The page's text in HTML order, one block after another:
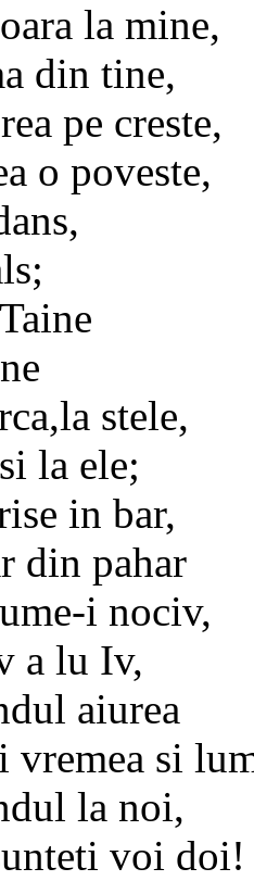
la mine,
din tine,
pe creste,
o poveste,
stele,
la ele;
in bar,
din pahar
i nociv,
a lu Iv,
aiurea
vremea si
la noi,
voi doi!